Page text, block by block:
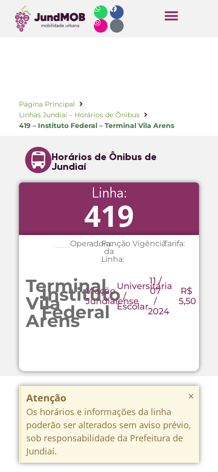
Página Principal
Linhas Jundiaí – Horários de Ônibus
419 – Instituto Federal – Terminal Vila Arens
Horários de Ônibus de
Jundiaí
Linha:
419
Terminal
Vila
Arens
Instituto
Federal
Operadora:Função
da
Linha:
Vigência:Tarifa:
Viação
Jundiaiense
Universitária
/
Escolar
11 /
07
/
2024
R$
5,50
Atenção
Os horários e informações da linha
poderão ser alterados sem aviso prévio,
sob responsabilidade da Prefeitura de
Jundiaí.
×